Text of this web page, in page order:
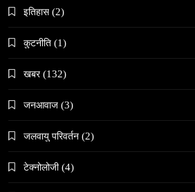
February 28, 2026
इतिहास (2)
कुटनीति (1)
खबर (132)
जनआवाज (3)
जलवायु परिवर्तन (2)
टेक्नोलोजी (4)